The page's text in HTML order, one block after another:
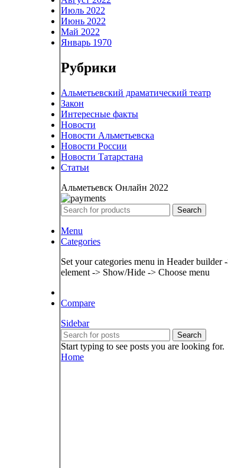
Июль 2022
Июнь 2022
Май 2022
Январь 1970
Рубрики
Альметьевский драматический театр
Закон
Интересные факты
Новости
Новости Альметьевска
Новости России
Новости Татарстана
Статьи
Альметьевск Онлайн 2022
Search
Menu
Categories
Set your categories menu in Header
element -> Show/Hide -> Choose menu
Compare
Sidebar
Search
Start typing to see posts you are looking for.
Home